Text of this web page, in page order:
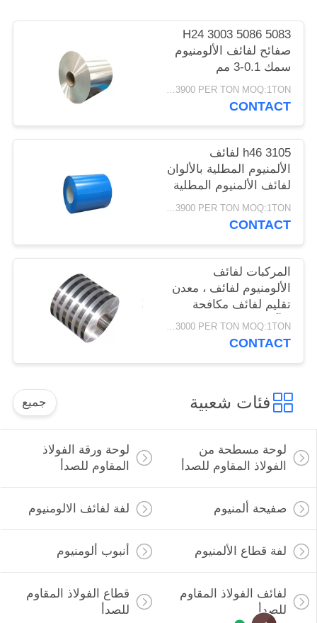
POLICY
5083 5086 3003 H24
صفائح لفائف الألومنيوم
سمك 0.1-3 مم
USD2000-3900 PER TON MOQ:1TON
CONTACT
3105 h46 لفائف
الألمنيوم المطلية بالألوان
لفائف الألمنيوم المطلية
مسبقًا للمزراب
USD2000-3900 PER TON MOQ:1TON
CONTACT
المركبات لفائف
الألومنيوم لفائف ، معدن
تقليم لفائف مكافحة
التآكل دائم
USD1500-3000 PER TON MOQ:1TON
CONTACT
فئات شعبية جميع
لوحة مسطحة من
الفولاذ المقاوم للصدأ
لوحة ورقة الفولاذ
المقاوم للصدأ
صفيحة ألمنيوم لفة لفائف الالومنيوم
لفة قطاع الألمنيوم أنبوب ألومنيوم
لفائف الفولاذ المقاوم
للصدأ
قطاع الفولاذ المقاوم
للصدأ